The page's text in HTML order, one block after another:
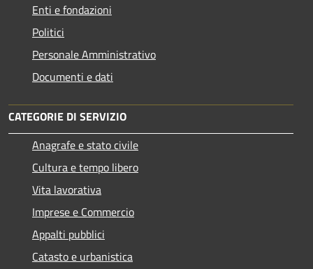
Enti e fondazioni
Politici
Personale Amministrativo
Documenti e dati
CATEGORIE DI SERVIZIO
Anagrafe e stato civile
Cultura e tempo libero
Vita lavorativa
Imprese e Commercio
Appalti pubblici
Catasto e urbanistica